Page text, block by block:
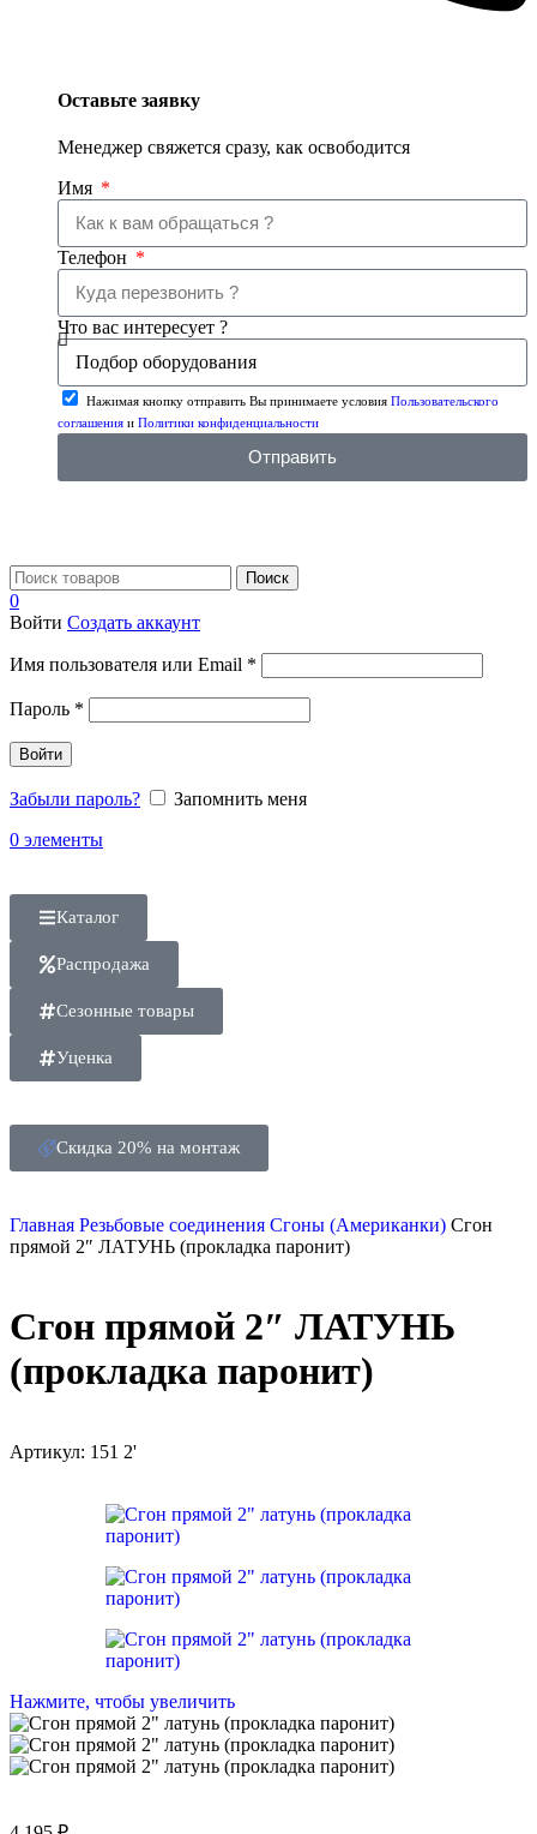
Оставьте заявку
Менеджер свяжется сразу, как освободится
Имя
Телефон
Что вас интересует ?
Нажимая кнопку отправить Вы принимаете условия Пользовательского
соглашения и Политики конфиденциальности
Отправить
Поиск
0
Войти Создать аккаунт
Имя пользователя или Email *
Пароль *
Войти
Забыли пароль?
Запомнить меня
0 элементы
Каталог
Распродажа
Сезонные товары
Уценка
Скидка 20% на монтаж
Главная Резьбовые соединения Сгоны (Американки) Сгон
прямой 2″ ЛАТУНЬ (прокладка паронит)
Сгон прямой 2″ ЛАТУНЬ
(прокладка паронит)
Артикул: 151 2'
Нажмите, чтобы увеличить